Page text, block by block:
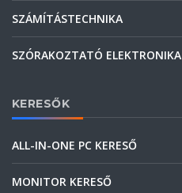
SZÁMÍTÁSTECHNIKA
SZÓRAKOZTATÓ ELEKTRONIKA
KERESŐK
ALL-IN-ONE PC KERESŐ
MONITOR KERESŐ